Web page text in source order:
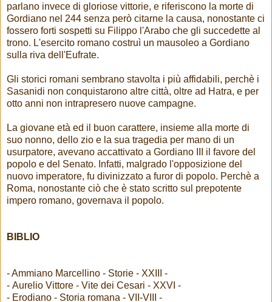
parlano invece di gloriose vittorie, e riferiscono la morte di
Gordiano nel 244 senza però citarne la causa, nonostante ci
fossero forti sospetti su Filippo l'Arabo che gli succedette al
trono. L'esercito romano costruì un mausoleo a Gordiano
sulla riva dell'Eufrate.
Gli storici romani sembrano stavolta i più affidabili, perchè i
Sasanidi non conquistarono altre città, oltre ad Hatra, e per
otto anni non intrapresero nuove campagne.
La giovane età ed il buon carattere, insieme alla morte di
suo nonno, dello zio e la sua tragedia per mano di un
usurpatore, avevano accattivato a Gordiano III il favore del
popolo e del Senato. Infatti, malgrado l'opposizione del
nuovo imperatore, fu divinizzato a furor di popolo. Perchè a
Roma, nonostante ciò che è stato scritto sul prepotente
impero romano, governava il popolo.
BIBLIO
- Ammiano Marcellino - Storie - XXIII -
- Aurelio Vittore - Vite dei Cesari - XXVI -
- Erodiano - Storia romana - VII-VIII -